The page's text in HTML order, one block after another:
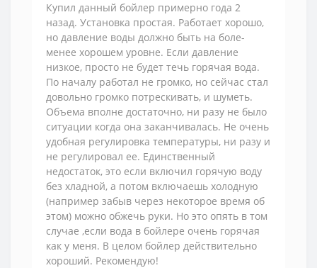
Купил данный бойлер примерно года 2
назад. Установка простая. Работает хорошо,
но давление воды должно быть на боле-
менее хорошем уровне. Если давление
низкое, просто не будет течь горячая вода.
По началу работал не громко, но сейчас стал
довольно громко потрескивать, и шуметь.
Объема вполне достаточно, ни разу не было
ситуации когда она заканчивалась. Не очень
удобная регулировка температуры, ни разу и
не регулировал ее. Единственный
недостаток, это если включил горячую воду
без хладной, а потом включаешь холодную
(например забыв через некоторое время об
этом) можно обжечь руки. Но это опять в том
случае ,если вода в бойлере очень горячая
как у меня. В целом бойлер действительно
хороший. Рекомендую!